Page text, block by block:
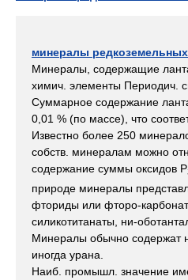
минералы
Минералы, содержащие
химич. элементы Периодич.
Суммарное содержание
0,01 % (по массе), что
Известно более 250
собств. минералам можно
содержание суммы оксидов Р
природе минералы
фториды или фторо-
силикотитанаты, ни-
Минералы обычно содержат
иногда урана.
Наиб. промышл. значение